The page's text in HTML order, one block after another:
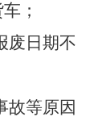
；
废日期不
故等原因